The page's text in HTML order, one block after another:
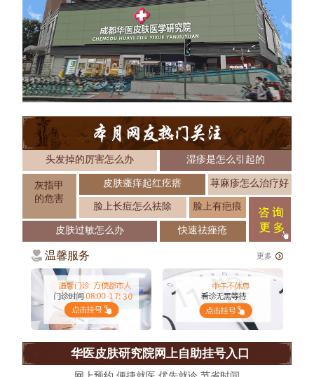
头发掉的厉害怎么办 湿疹是怎么引起的
灰指甲
的危害
皮肤瘙痒起红疙瘩 荨麻疹怎么治疗好
脸上长痘怎么祛除 脸上有疤痕
皮肤过敏怎么办 快速祛痤疮
温馨服务 更多
华医皮肤研究院网上自助挂号入口